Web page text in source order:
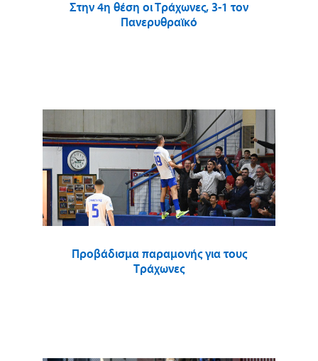
Στην 4η θέση οι Τράχωνες, 3-1 τον
Πανερυθραϊκό
Προβάδισμα παραμονής για τους
Τράχωνες